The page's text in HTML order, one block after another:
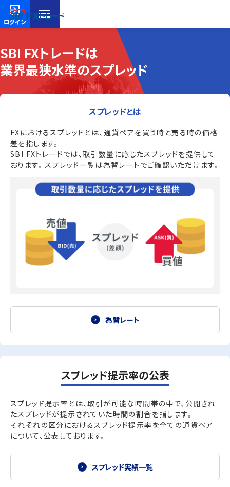
ログイン
SBI FXトレードは
業界最狭水準のスプレッド
スプレッドとは
FXにおけるスプレッドとは、通貨ペアを買う時と売る時の価格
差を指します。
SBI FXトレードでは、取引数量に応じたスプレッドを提供して
おります。 スプレッド一覧は為替レートでご確認いただけます。
為替レート
スプレッド提示率の公表
スプレッド提示率とは、取引が可能な時間帯の中で、公開され
たスプレッドが提示されていた時間の割合を指します。
それぞれの区分におけるスプレッド提示率を全ての通貨ペア
について、公表しております。
スプレッド実績一覧